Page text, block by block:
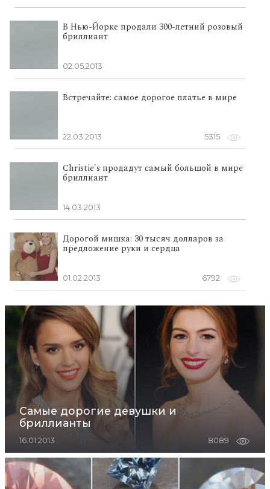
В Нью-Йорке продали 300-летний розовый
бриллиант
02.05.2013
Встречайте: самое дорогое платье в мире
22.03.2013 5315
Christie's продадут самый большой в мире
бриллиант
14.03.2013
Дорогой мишка: 30 тысяч долларов за
предложение руки и сердца
01.02.2013 6792
Самые дорогие девушки и
бриллианты
16.01.2013 8089